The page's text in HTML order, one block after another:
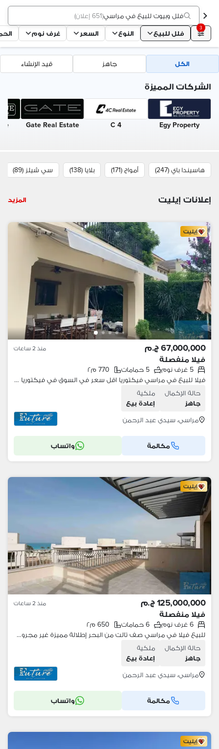
فلل وبيوت للبيع في مراسي(651 إعلان )
3
فلل للبيع النوع السعر غرف نوم
الكل جاهز قيد الإنشاء
الشركات المميزة
Egy Property
4 C
Gate Real Estate
هاسيندا باي (247) أمواج (171) بلايا (138) سي شيلز (89)
إعلانات إيليت المزيد
إيليت
67,000,000 ج.م منذ 2 ساعات
فيلا منفصلة
5 غرف نوم 5 حمامات
770 م٢
فيلا للبيع في مراسي فيكتوريا اقل سعر في السوق في فيكتوريا بحري صريح اكبر مساحة بالفرش والاجهزة السعر تحت سعر السوق
حالة الإكمال
جاهز
ملكية
إعادة بيع
مراسي، سيدي عبد الرحمن
مكالمة واتساب
إيليت
125,000,000 ج.م منذ 2 ساعات
فيلا منفصلة
6 غرف نوم 6 حمامات
650 م٢
للبيع فيلا في مراسي صف تالت من البحر إطلالة مميزة غير مجروحه Marassi North Coast
حالة الإكمال
جاهز
ملكية
إعادة بيع
مراسي، سيدي عبد الرحمن
مكالمة واتساب
إيليت